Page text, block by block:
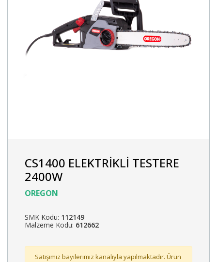
CS1400 ELEKTRİKLİ TESTERE
2400W
OREGON
SMK Kodu: 112149
Malzeme Kodu: 612662
Satışımız bayilerimiz kanalıyla yapılmaktadır. Ürün